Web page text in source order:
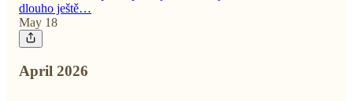
dlouho ještě…
May 18
April 2026